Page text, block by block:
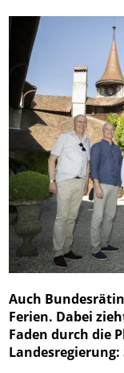
Auch
Ferien. Dabei
Faden durch die